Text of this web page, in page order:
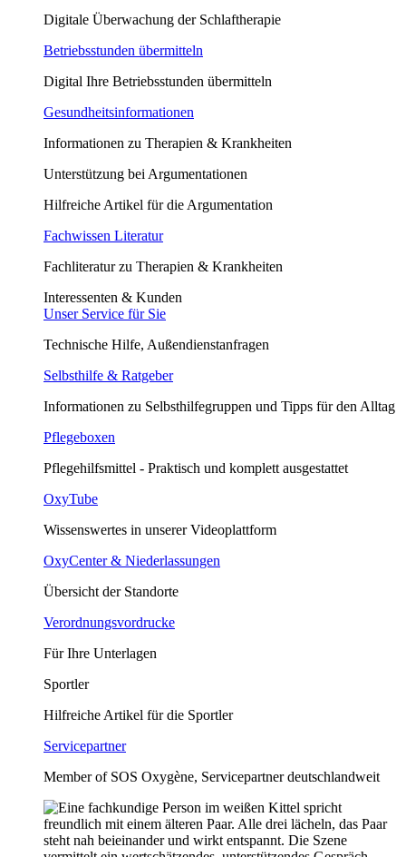
Digitale Überwachung der Schlaftherapie
Betriebsstunden übermitteln
Digital Ihre Betriebsstunden übermitteln
Gesundheitsinformationen
Informationen zu Therapien & Krankheiten
Unterstützung bei Argumentationen
Hilfreiche Artikel für die Argumentation
Fachwissen Literatur
Fachliteratur zu Therapien & Krankheiten
Interessenten & Kunden
Unser Service für Sie
Technische Hilfe, Außendienstanfragen
Selbsthilfe & Ratgeber
Informationen zu Selbsthilfegruppen und Tipps für den Alltag
Pflegeboxen
Pflegehilfsmittel - Praktisch und komplett ausgestattet
OxyTube
Wissenswertes in unserer Videoplattform
OxyCenter & Niederlassungen
Übersicht der Standorte
Verordnungsvordrucke
Für Ihre Unterlagen
Sportler
Hilfreiche Artikel für die Sportler
Servicepartner
Member of SOS Oxygène, Servicepartner deutschlandweit